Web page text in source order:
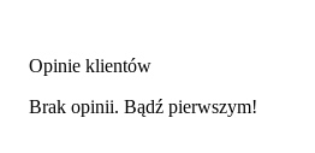
Opinie klientów
Brak opinii. Bądź pierwszym!